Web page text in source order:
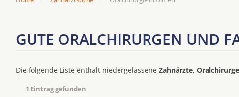
GUTE ORALCHIRURGEN UND
Die folgende Liste enthält niedergelassene Zahnärzte,
1 Eintrag gefunden